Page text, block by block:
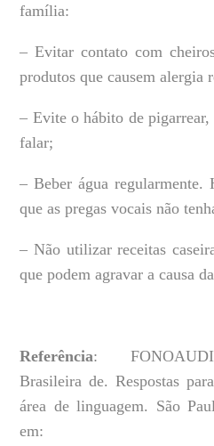
família:
– Evitar contato com
produtos que causem alergia
– Evite o hábito de
falar;
– Beber água
que as pregas vocais não
– Não utilizar receitas
que podem agravar a causa
Referência:
Brasileira de. Respostas
área de linguagem. São
em: